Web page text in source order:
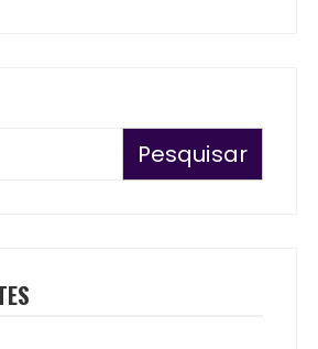
Pesquisar